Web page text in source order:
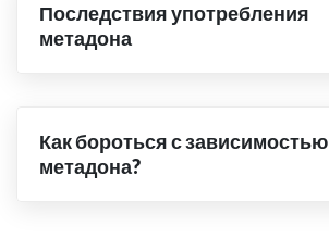
Последствия употребления
метадона
Как бороться с зависимостью
метадона?